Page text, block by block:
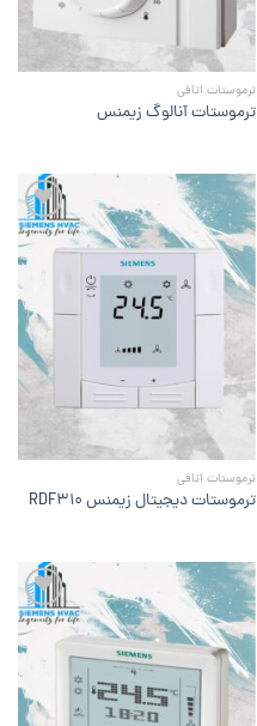
ترموستات اتاقی
ترموستات آنالوگ زیمنس
افزودن
علاقه
مندی
ترموستات اتاقی
ترموستات دیجیتال زیمنس RDF310
افزودن
علاقه
مندی